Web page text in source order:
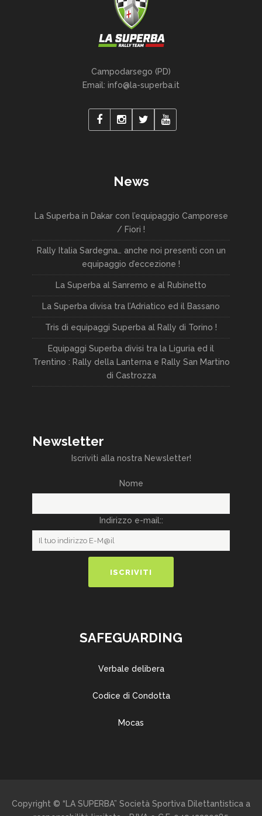
Campodarsego (PD)
Email: info@la-superba.it
News
La Superba in Dakar con l’equipaggio Camporese
/ Fiori !
Rally Italia Sardegna… anche noi presenti con un
equipaggio d’eccezione !
La Superba al Sanremo e al Rubinetto
La Superba divisa tra l’Adriatico ed il Bassano
Tris di equipaggi Superba al Rally di Torino !
Equipaggi Superba divisi tra la Liguria ed il
Trentino : Rally della Lanterna e Rally San Martino
di Castrozza
Newsletter
Iscriviti alla nostra Newsletter!
Nome
Indirizzo e-mail::
SAFEGUARDING
Verbale delibera
Codice di Condotta
Mocas
Copyright © “LA SUPERBA” Società Sportiva Dilettantistica a